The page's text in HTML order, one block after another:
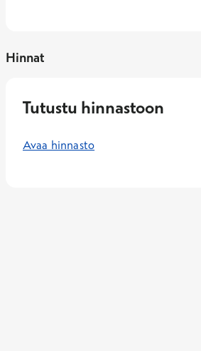
Hinnat
Tutustu hinnastoon
Avaa hinnasto